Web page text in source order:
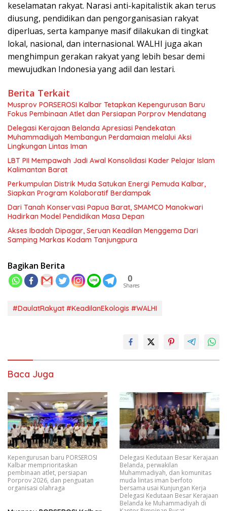
keselamatan rakyat. Narasi anti-kapitalistik akan terus
diusung, pendidikan dan pengorganisasian rakyat
diperluas, serta kampanye masif dilakukan di tingkat
lokal, nasional, dan internasional. WALHI juga akan
menghimpun gerakan rakyat yang lebih besar demi
mewujudkan Indonesia yang adil dan lestari.
Berita Terkait
Musprov PORSEROSI Kalbar Tetapkan Kepengurusan Baru
Fokus Pembinaan Atlet dan Persiapan Porprov Mendatang
Delegasi Kerajaan Belanda Apresiasi Pendekatan
Muhammadiyah Membangun Perdamaian melalui Aksi
Lingkungan Lintas Iman
LBT PII Mempawah Jadi Awal Konsolidasi Kader Pelajar Islam
Kalimantan Barat
Perkumpulan Distrik Muda Satukan Energi Pemuda Kalbar,
Siapkan Program Kolaboratif Berdampak
Dari Tanah Konservasi Papua Barat, SMAMCO Manokwari
Hadirkan Model Pendidikan Masa Depan
Akses Ibadah Dipagar, Seruan Keadilan Menggema Dari
Samping Markas Kodam Tanjungpura
Bagikan Berita
0
Shares
#DaulatRakyat #KeadilanEkologis #WALHI
Baca Juga
Kepengurusan baru PORSEROSI
Kalbar memprioritaskan
pembinaan atlet, persiapan
Porprov 2026, dan penguatan
organisasi olahraga
Delegasi Kedutaan Besar Kerajaan
Belanda, perwakilan
Muhammadiyah, dan komunitas
muda lintas iman berfoto
bersama usai Kunjungan Kerja
Delegasi Kedutaan Besar Kerajaan
Belanda ke Muhammadiyah di